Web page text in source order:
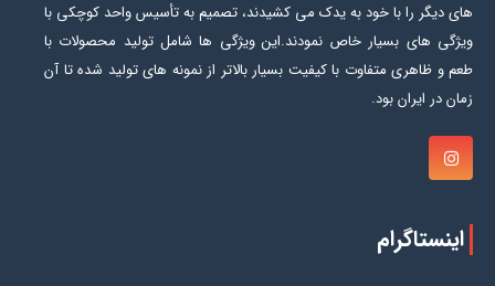
های دیگر را با خود به یدک می کشیدند، تصمیم به تأسیس واحد کوچکی با
ویژگی های بسیار خاص نمودند.این ویژگی ها شامل تولید محصولات با
طعم و ظاهری متفاوت با کیفیت بسیار بالاتر از نمونه های تولید شده تا آن
زمان در ایران بود.
اینستاگرام